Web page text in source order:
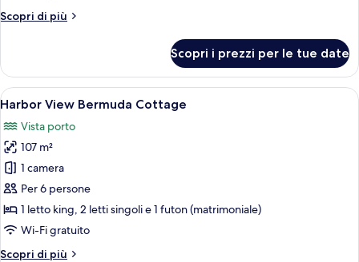
Scopri di più
Altri
View
Suite
Scopri i prezzi per le tue date
Apri
tutte
le
foto
per
Harbor
View
Bermuda
Cottage
Una camera da letto con un letto
7
Harbor View Bermuda Cottage
Vista porto
107 m²
1 camera
Per 6 persone
1 letto king, 2 letti singoli e 1 futon (matrimoniale)
Wi-Fi gratuito
Scopri di più
Altri